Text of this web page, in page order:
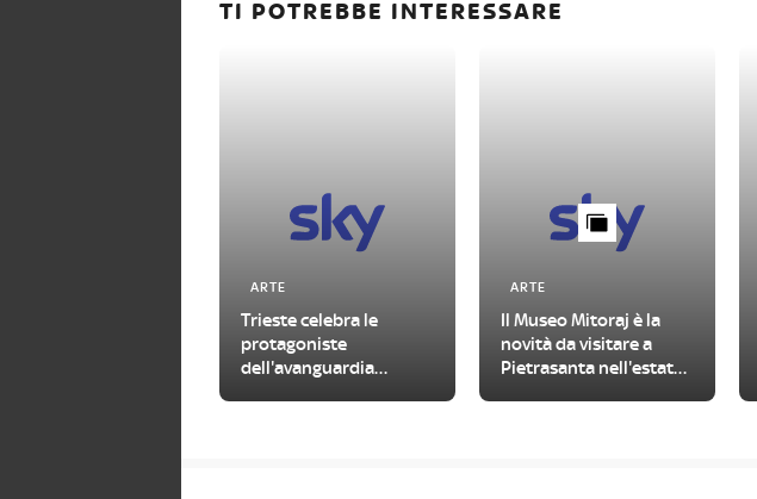
TI POTREBBE INTERESSARE
ARTE
Trieste celebra le
protagoniste
dell'avanguardia
ARTE
Il Museo Mitoraj è la
novità da visitare a
Pietrasanta nell'estate